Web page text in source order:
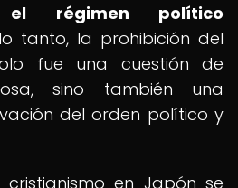
régimen político
tanto, la prohibición del
fue una cuestión de
sino también una
del orden político y
en Japón se